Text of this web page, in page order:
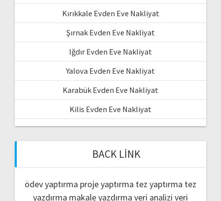
Kırıkkale Evden Eve Nakliyat
Şırnak Evden Eve Nakliyat
Iğdır Evden Eve Nakliyat
Yalova Evden Eve Nakliyat
Karabük Evden Eve Nakliyat
Kilis Evden Eve Nakliyat
BACK LINK
ödev yaptırma proje yaptırma tez yaptırma tez
yazdırma makale yazdırma veri analizi veri